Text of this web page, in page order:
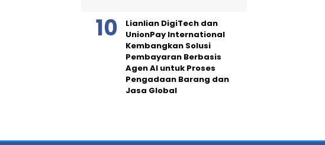
Lianlian DigiTech dan
UnionPay International
Kembangkan Solusi
Pembayaran Berbasis
Agen AI untuk Proses
Pengadaan Barang dan
Jasa Global